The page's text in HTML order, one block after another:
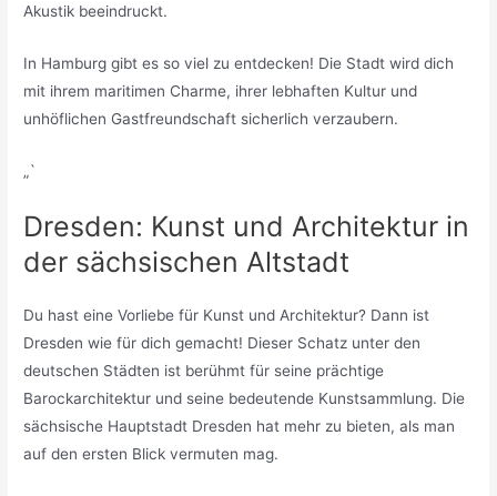
Akustik beeindruckt.
In Hamburg gibt es so viel zu entdecken! Die Stadt wird dich
mit ihrem maritimen Charme, ihrer lebhaften Kultur und
unhöflichen Gastfreundschaft sicherlich verzaubern.
„`
Dresden: Kunst und Architektur in
der sächsischen Altstadt
Du hast eine Vorliebe für Kunst und Architektur? Dann ist
Dresden wie für dich gemacht! Dieser Schatz unter den
deutschen Städten ist berühmt für seine prächtige
Barockarchitektur und seine bedeutende Kunstsammlung. Die
sächsische Hauptstadt Dresden hat mehr zu bieten, als man
auf den ersten Blick vermuten mag.